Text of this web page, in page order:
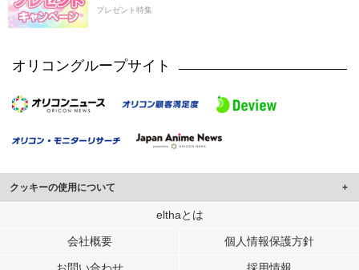
プレゼント特集
オリコングループサイト
クッキーの使用について
このサイトでは Cookie を使用して、ユーザーに合わせたコンテンツや広告の
行っています。
elthaとは
会社概要 個人情報保護方針